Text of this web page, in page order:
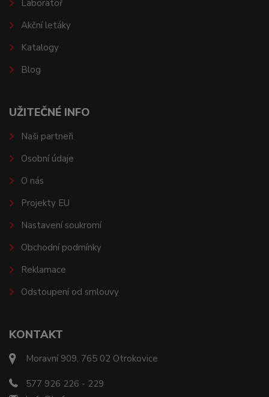
KONTAKT
Moravní 909, 765 02 Otrokovice
577 926 226 - 229
Laboratoř
Akční letáky
Katalogy
Blog
UŽITEČNÉ INFO
Naši partneři
Osobní údaje
O nás
Projekty EU
Nastavení soukromí
Obchodní podmínky
Reklamace
Odstoupení od smlouvy